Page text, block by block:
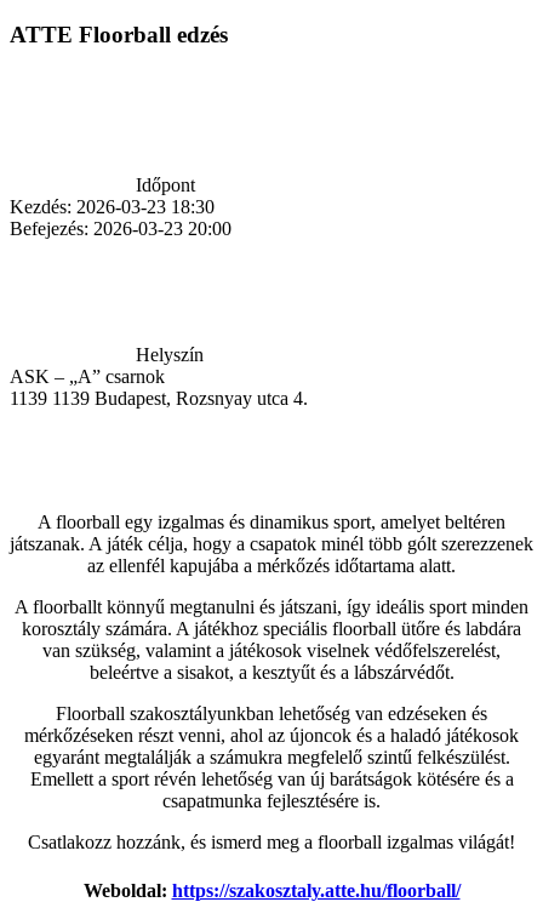
ATTE Floorball edzés
Időpont
Kezdés: 2026-03-23 18:30
Befejezés: 2026-03-23 20:00
Helyszín
ASK – „A” csarnok
1139 1139 Budapest, Rozsnyay utca 4.
A floorball egy izgalmas és dinamikus sport, amelyet beltéren
játszanak. A játék célja, hogy a csapatok minél több gólt szerezzenek
az ellenfél kapujába a mérkőzés időtartama alatt.
A floorballt könnyű megtanulni és játszani, így ideális sport minden
korosztály számára. A játékhoz speciális floorball ütőre és labdára
van szükség, valamint a játékosok viselnek védőfelszerelést,
beleértve a sisakot, a kesztyűt és a lábszárvédőt.
Floorball szakosztályunkban lehetőség van edzéseken és
mérkőzéseken részt venni, ahol az újoncok és a haladó játékosok
egyaránt megtalálják a számukra megfelelő szintű felkészülést.
Emellett a sport révén lehetőség van új barátságok kötésére és a
csapatmunka fejlesztésére is.
Csatlakozz hozzánk, és ismerd meg a floorball izgalmas világát!
Weboldal: https://szakosztaly.atte.hu/floorball/